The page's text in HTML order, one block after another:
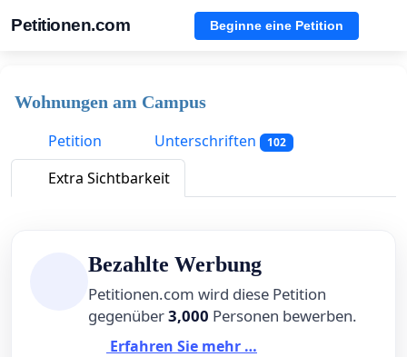
Petitionen.com Beginne eine Petition
Wohnungen am Campus
Petition
Unterschriften 102
Extra Sichtbarkeit
Bezahlte Werbung
Petitionen.com wird diese Petition
gegenüber3,000 Personen bewerben.
Erfahren Sie mehr …